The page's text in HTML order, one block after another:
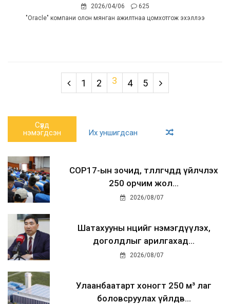
2026/04/06
625
"Oracle" компани олон мянган ажилтнаа цомхотгож эхэллээ
1 2 3 4 5
Сүүлд
нэмэгдсэн
Их уншигдсан
COP17-ын зочид, төлөөлөгчдөд үйлчлэх
250 орчим жол...
2026/08/07
Шатахууны нөөцийг нэмэгдүүлэх,
доголдлыг арилгахад...
2026/08/07
Улаанбаатарт хоногт 250 м³ лаг
боловсруулах үйлдв...